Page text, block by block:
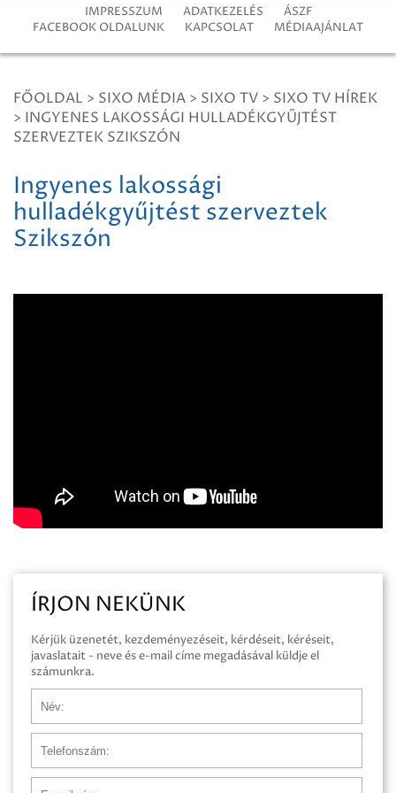
IMPRESSZUM ADATKEZELÉS
ÁSZF
FACEBOOK OLDALUNK
KAPCSOLAT MÉDIAAJÁNLAT
FŐOLDAL > SIXO MÉDIA > SIXO TV > SIXO TV HÍREK
> INGYENES LAKOSSÁGI HULLADÉKGYŰJTÉST
SZERVEZTEK SZIKSZÓN
Ingyenes lakossági
hulladékgyűjtést szerveztek
Szikszón
ÍRJON NEKÜNK
Kérjük üzenetét, kezdeményezéseit, kérdéseit, kéréseit,
javaslatait - neve és e-mail címe megadásával küldje el
számunkra.